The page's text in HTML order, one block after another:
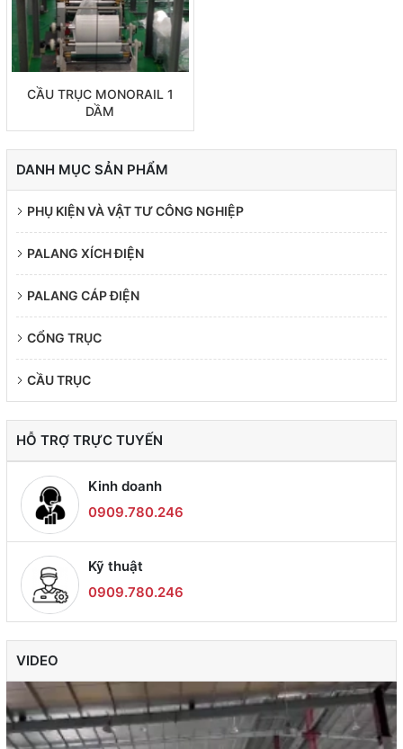
CẦU TRỤC MONORAIL 1
DẦM
DANH MỤC SẢN PHẨM
PHỤ KIỆN VÀ VẬT TƯ CÔNG NGHIỆP
PALANG XÍCH ĐIỆN
PALANG CÁP ĐIỆN
CỔNG TRỤC
CẦU TRỤC
HỖ TRỢ TRỰC TUYẾN
Kinh doanh
0909.780.246
Kỹ thuật
0909.780.246
VIDEO